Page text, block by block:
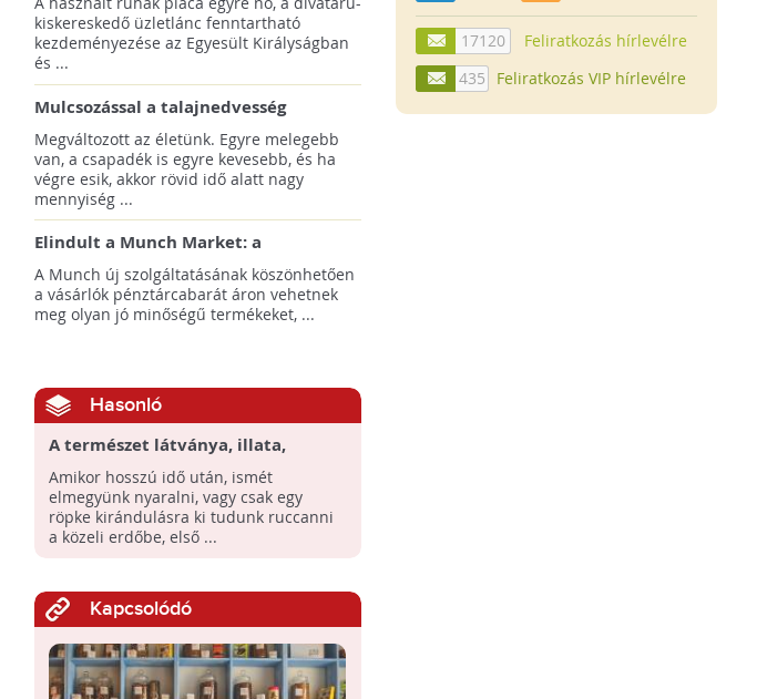
országra terjeszti ki használtruha
szolgáltatását!
kiskereskedő üzletlánc fenntartható
kezdeményezése az Egyesült Királyságban
és ...
Mulcsozással a talajnedvesség
megtartásáért
Megváltozott az életünk. Egyre melegebb
van, a csapadék is egyre kevesebb, és ha
végre esik, akkor rövid idő alatt nagy
mennyiség ...
Elindult a Munch Market: a
pazarláscsökkentő piactér
A Munch új szolgáltatásának köszönhetően
a vásárlók pénztárcabarát áron vehetnek
meg olyan jó minőségű termékeket, ...
Hasonló
A természet látványa, illata,
tapintása, hangja az otthonunkban
Amikor hosszú idő után, ismét
elmegyünk nyaralni, vagy csak egy
röpke kirándulásra ki tudunk ruccanni
a közeli erdőbe, első ...
Kapcsolódó
17120
Feliratkozás hírlevélre
435
Feliratkozás VIP hírlevélre